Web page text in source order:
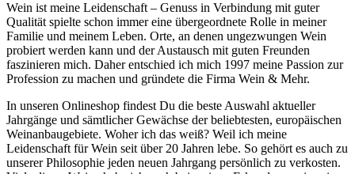
Wein ist meine Leidenschaft – Genuss in Verbindung mit guter
Qualität spielte schon immer eine übergeordnete Rolle in meiner
Familie und meinem Leben. Orte, an denen ungezwungen Wein
probiert werden kann und der Austausch mit guten Freunden
faszinieren mich. Daher entschied ich mich 1997 meine Passion zur
Profession zu machen und gründete die Firma Wein & Mehr.
In unseren Onlineshop findest Du die beste Auswahl aktueller
Jahrgänge und sämtlicher Gewächse der beliebtesten, europäischen
Weinanbaugebiete. Woher ich das weiß? Weil ich meine
Leidenschaft für Wein seit über 20 Jahren lebe. So gehört es auch zu
unserer Philosophie jeden neuen Jahrgang persönlich zu verkosten.